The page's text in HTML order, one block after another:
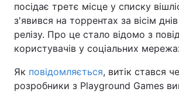
посідає третє місце у списку
з'явився на торрентах за вісім
релізу. Про це стало відомо з
користувачів у соціальних
Як повідомляється, витік стався
розробники з Playground Games